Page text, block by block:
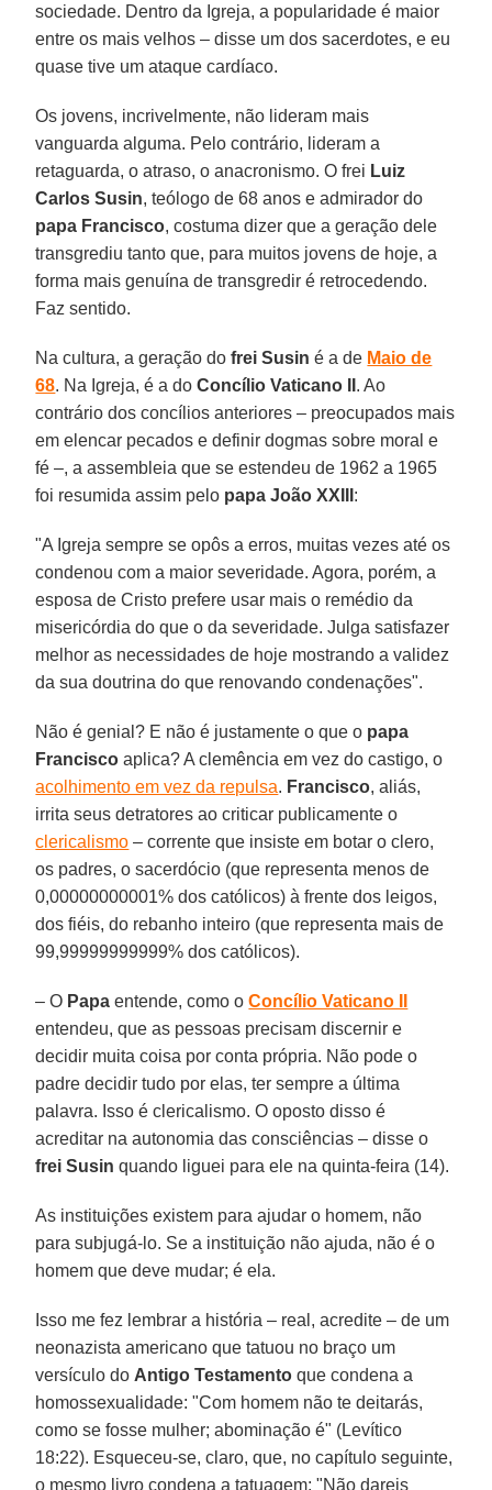
sociedade. Dentro da Igreja, a popularidade é maior
entre os mais velhos – disse um dos sacerdotes, e eu
quase tive um ataque cardíaco.
Os jovens, incrivelmente, não lideram mais
vanguarda alguma. Pelo contrário, lideram a
retaguarda, o atraso, o anacronismo. O frei Luiz
Carlos Susin, teólogo de 68 anos e admirador do
papa Francisco, costuma dizer que a geração dele
transgrediu tanto que, para muitos jovens de hoje, a
forma mais genuína de transgredir é retrocedendo.
Faz sentido.
Na cultura, a geração dofrei Susin é a de Maio de
68. Na Igreja, é a doConcílio Vaticano II . Ao
contrário dos concílios anteriores – preocupados mais
em elencar pecados e definir dogmas sobre moral e
fé –, a assembleia que se estendeu de 1962 a 1965
foi resumida assim pelo papa João XXIII :
"A Igreja sempre se opôs a erros, muitas vezes até os
condenou com a maior severidade. Agora, porém, a
esposa de Cristo prefere usar mais o remédio da
misericórdia do que o da severidade. Julga satisfazer
melhor as necessidades de hoje mostrando a validez
da sua doutrina do que renovando condenações".
Não é genial? E não é justamente o que o papa
Francisco aplica? A clemência em vez do castigo, o
acolhimento em vez da repulsa. Francisco, aliás,
irrita seus detratores ao criticar publicamente o
clericalismo – corrente que insiste em botar o clero,
os padres, o sacerdócio (que representa menos de
0,00000000001% dos católicos) à frente dos leigos,
dos fiéis, do rebanho inteiro (que representa mais de
99,99999999999% dos católicos).
– O Papa entende, como oConcílio Vaticano II
entendeu, que as pessoas precisam discernir e
decidir muita coisa por conta própria. Não pode o
padre decidir tudo por elas, ter sempre a última
palavra. Isso é clericalismo. O oposto disso é
acreditar na autonomia das consciências – disse o
frei Susin quando liguei para ele na quinta-feira (14).
As instituições existem para ajudar o homem, não
para subjugá-lo. Se a instituição não ajuda, não é o
homem que deve mudar; é ela.
Isso me fez lembrar a história – real, acredite – de um
neonazista americano que tatuou no braço um
versículo do Antigo Testamento que condena a
homossexualidade: "Com homem não te deitarás,
como se fosse mulher; abominação é" (Levítico
18:22). Esqueceu-se, claro, que, no capítulo seguinte,
o mesmo livro condena a tatuagem: "Não dareis